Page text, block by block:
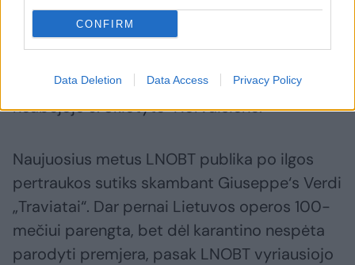
CONFIRM
Data Deletion Data Access Privacy Policy
Rinkevičius. Kaip žinia, šis F. Bajoro kūrinys
dar niekada nebuvo scenoje pristatytas taip,
irgi labai nekantriai laukia premjeros“, –
neabejojo J. Skiotytė-Norvaišienė.
Naujuosius metus LNOBT publika po ilgos
pertraukos sutiks skambant Giuseppe‘s Verdi
„Traviatai“. Dar pernai Lietuvos operos 100-
mečiui parengta, bet dėl karantino nespėta
parodyti premjera, pasak LNOBT vyriausiojo